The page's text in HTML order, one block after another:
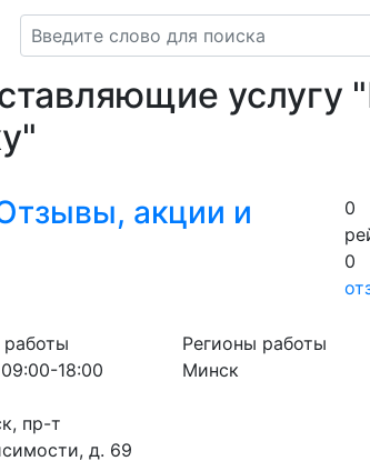
услугу
акции и
0
0
18:00
пр-т
д. 69
Регионы работы
Минск